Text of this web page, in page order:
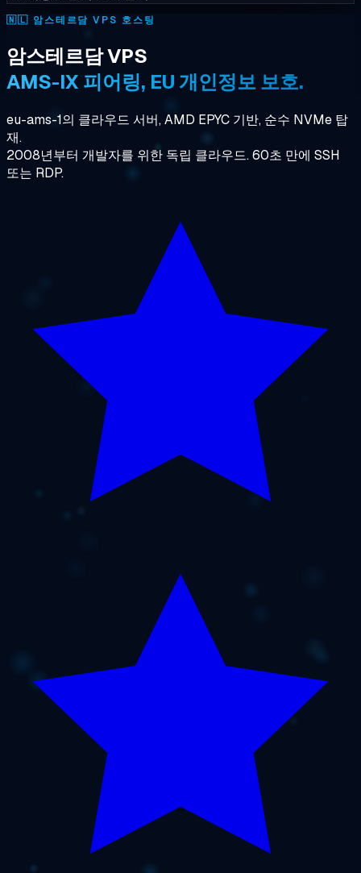
🇳🇱 암스테르담 VPS 호스팅
암스테르담 VPS
AMS-IX 피어링, EU 개인정보 보호.
eu-ams-1의 클라우드 서버, AMD EPYC 기반, 순수 NVMe 탑
재.
2008년부터 개발자를 위한 독립 클라우드. 60초 만에 SSH
또는 RDP.